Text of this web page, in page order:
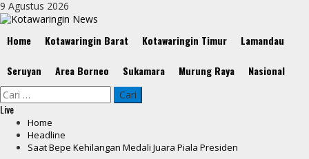
Skip
to
9 Agustus 2026
Menu
Home Kotawaringin Barat Kotawaringin Timur Lamandau
Seruyan Area Borneo Sukamara Murung Raya Nasional
Cari
untuk:
Live
Home
Headline
Saat Bepe Kehilangan Medali Juara Piala Presiden